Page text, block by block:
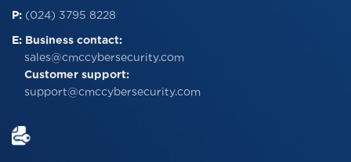
P: (024) 3795 8228
E: Business contact:
sales@cmccybersecurity.com
Customer support:
support@cmccybersecurity.com